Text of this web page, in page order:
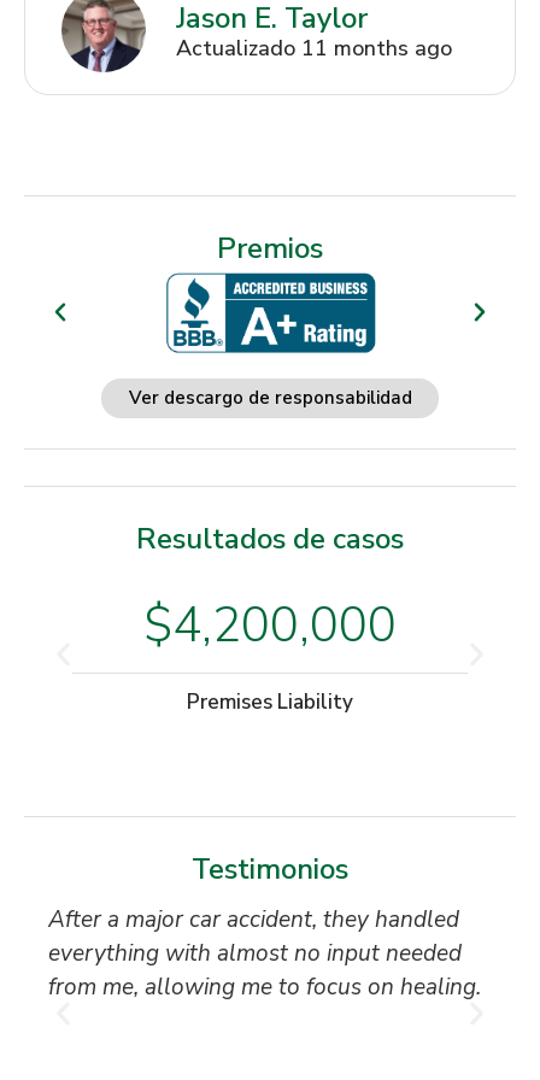
Jason E. Taylor
Actualizado 11 months ago
Premios
Ver descargo de responsabilidad
Resultados de casos
$4,200,000
Premises Liability
Testimonios
After a major car accident, they handled
everything with almost no input needed
from me, allowing me to focus on healing.